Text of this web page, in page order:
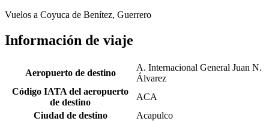
Vuelos a Coyuca de Benítez, Guerrero
Información de viaje
Aeropuerto de destino
A. Internacional General Juan N.
Álvarez
Código IATA del aeropuerto
de destino
ACA
Ciudad de destino
Acapulco